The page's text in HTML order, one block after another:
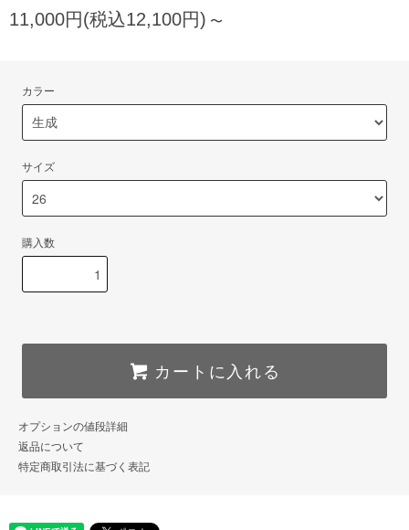
11,000円(税込12,100円) 〜
カラー
サイズ
購入数
カートに入れる
オプションの値段詳細
返品について
特定商取引法に基づく表記